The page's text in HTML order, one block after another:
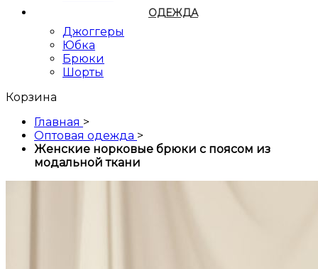
ОДЕЖДА
Джоггеры
Юбка
Брюки
Шорты
Корзина
Главная >
Оптовая одежда >
Женские норковые брюки с поясом из
модальной ткани